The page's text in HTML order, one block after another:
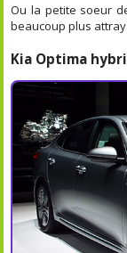
Ou la petite soeur
beaucoup plus
Kia Optima